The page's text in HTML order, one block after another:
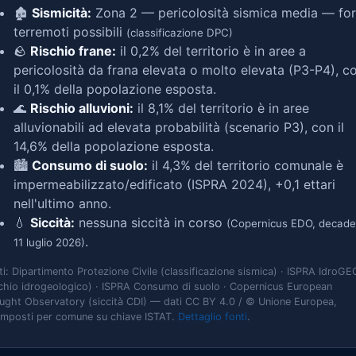
🏚️ Sismicità: Zona 2 — pericolosità sismica media —
terremoti possibili (classificazione DPC)
🪨 Rischio frane: il 0,2% del territorio è in aree a
pericolosità da frana elevata o molto elevata (P3-P4),
il 0,1% della popolazione esposta.
🌊 Rischio alluvioni: il 8,1% del territorio è in aree
alluvionabili ad elevata probabilità (scenario P3), con il
14,6% della popolazione esposta.
🏙️ Consumo di suolo: il 4,3% del territorio comunale è
impermeabilizzato/edificato (ISPRA 2024), +0,1 ettari
nell'ultimo anno.
💧 Siccità: nessuna siccità in corso (Copernicus EDO,
11 luglio 2026).
Dipartimento Protezione Civile (classificazione sismica) · ISPRA
idrogeologico) · ISPRA Consumo di suolo · Copernicus European
Observatory (siccità CDI) — dati CC BY 4.0 / © Unione Europea,
per comune su chiave ISTAT. Dettaglio fonti.